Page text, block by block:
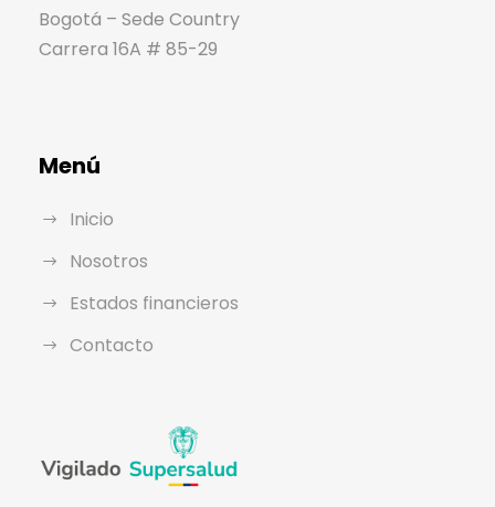
Bogotá – Sede Country
Carrera 16A # 85-29
Menú
Inicio
Nosotros
Estados financieros
Contacto